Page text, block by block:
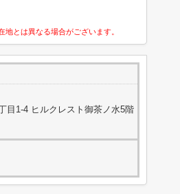
とは異なる場合がございます。
目1-4 ヒルクレスト御茶ノ水5階